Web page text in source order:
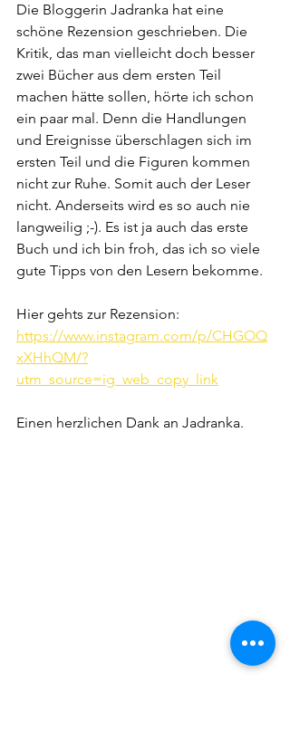
Die Bloggerin Jadranka hat eine
schöne Rezension geschrieben. Die
Kritik, das man vielleicht doch besser
zwei Bücher aus dem ersten Teil
machen hätte sollen, hörte ich schon
ein paar mal. Denn die Handlungen
und Ereignisse überschlagen sich im
ersten Teil und die Figuren kommen
nicht zur Ruhe. Somit auch der Leser
nicht. Anderseits wird es so auch nie
langweilig ;-). Es ist ja auch das erste
Buch und ich bin froh, das ich so viele
gute Tipps von den Lesern bekomme.
Hier gehts zur Rezension:
https://www.instagram.com/p/CHGOQ
xXHhQM/?
utm_source=ig_web_copy_link
Einen herzlichen Dank an Jadranka.